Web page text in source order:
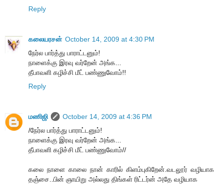
Reply
கலையரசன் October 14, 2009 at 4:30 PM
நேர்ல பார்த்து பாராட்டனும்!
நாளைக்கு இரவு வர்றேன் அங்க...
தீபாவளி கழிச்சி மீட் பண்ணுவோம்!!
Reply
மணிஜி
October 14, 2009 at 4:36 PM
/நேர்ல பார்த்து பாராட்டனும்!
நாளைக்கு இரவு வர்றேன் அங்க...
தீபாவளி கழிச்சி மீட் பண்ணுவோம்//
கலை நாளை காலை நான் காரில் கிளம்புகிறேன்.வடலூர் வழியாக
தஞ்சை..பின் ஞாயிறு அல்லது திங்கள் ரிட்டர்ன் அதே வழியாக